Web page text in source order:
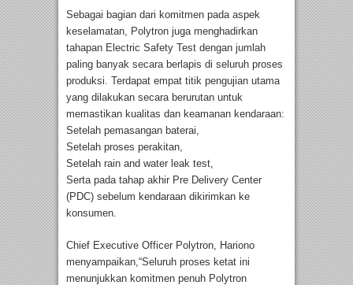
Sebagai bagian dari komitmen pada aspek
keselamatan, Polytron juga menghadirkan
tahapan Electric Safety Test dengan jumlah
paling banyak secara berlapis di seluruh proses
produksi. Terdapat empat titik pengujian utama
yang dilakukan secara berurutan untuk
memastikan kualitas dan keamanan kendaraan:
Setelah pemasangan baterai,
Setelah proses perakitan,
Setelah rain and water leak test,
Serta pada tahap akhir Pre Delivery Center
(PDC) sebelum kendaraan dikirimkan ke
konsumen.
Chief Executive Officer Polytron, Hariono
menyampaikan,“Seluruh proses ketat ini
menunjukkan komitmen penuh Polytron